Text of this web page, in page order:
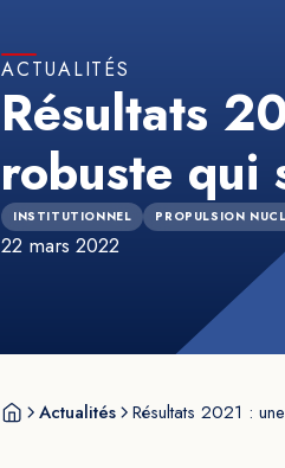
ACTUALITÉS
Résultats
robuste qui
INSTITUTIONNEL PROPULSION
22 mars 2022
Actualités Résultats 2021 :